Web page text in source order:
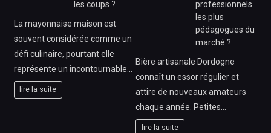
les coups ?
La mayonnaise maison est
souvent considérée comme un
défi culinaire, pourtant elle
représente un incontournable…
lire la suite
professionnels
les plus
pédagogues du
marché ?
Bière artisanale Dordogne
connaît un essor régulier et
attire de nouveaux amateurs
chaque année. Petites…
lire la suite